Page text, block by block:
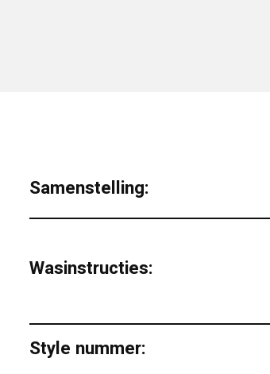
Samenstelling:
Wasinstructies:
Style nummer: